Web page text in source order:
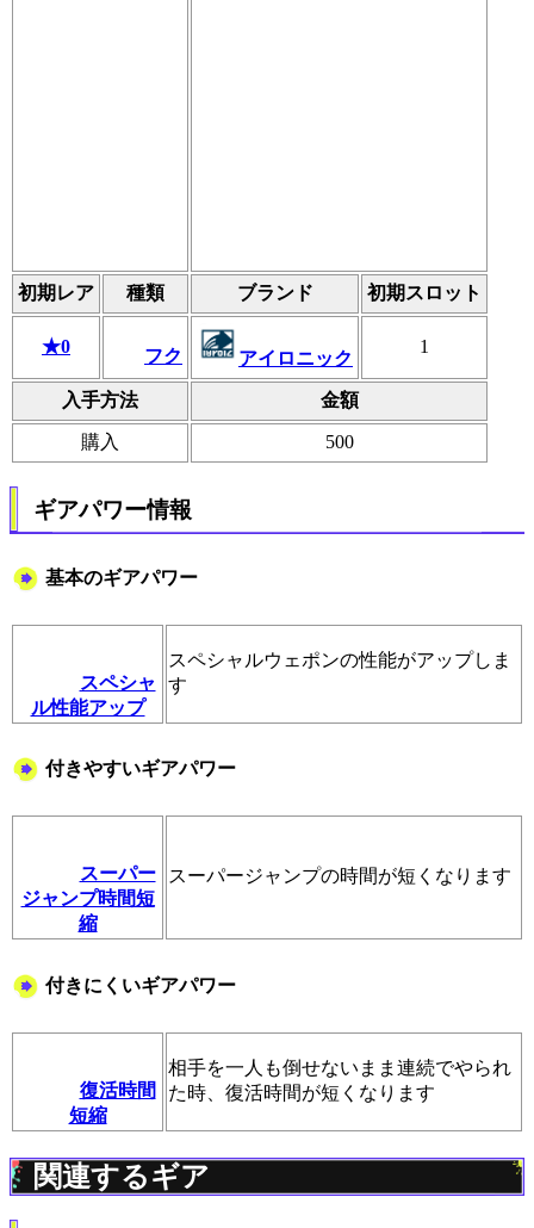
初期レア 種類 ブランド 初期スロット
★0 フク アイロニック
1
入手方法 金額
購入 500
ギアパワー情報
基本のギアパワー
スペシャ
ル性能アップ
スペシャルウェポンの性能がアップしま
す
付きやすいギアパワー
スーパー
ジャンプ時間短
縮
スーパージャンプの時間が短くなります
付きにくいギアパワー
復活時間
短縮
相手を一人も倒せないまま連続でやられ
た時、復活時間が短くなります
関連するギア